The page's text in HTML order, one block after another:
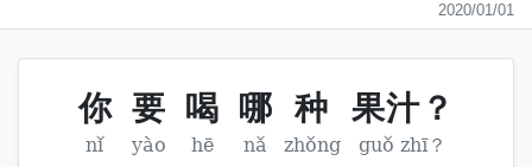
2020/01/01
你 要 喝 哪 种 果汁？
nǐ yào hē nǎ zhǒng guǒ zhī？